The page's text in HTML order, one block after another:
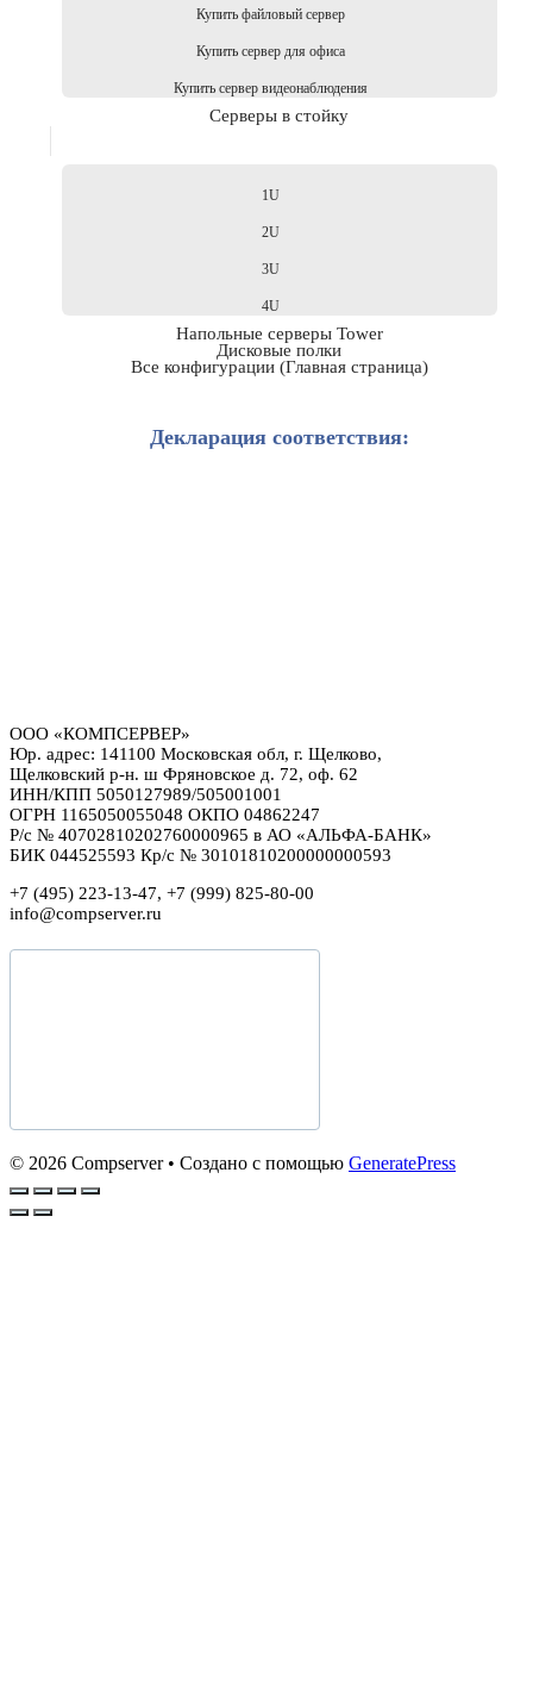
Купить файловый сервер
Купить сервер для офиса
Купить сервер видеонаблюдения
Серверы в стойку
1U
2U
3U
4U
Напольные серверы Tower
Дисковые полки
Все конфигурации (Главная страница)
Декларация соответствия:
ООО «КОМПСЕРВЕР»
Юр. адрес: 141100 Московская обл, г. Щелково,
Щелковский р-н. ш Фряновское д. 72, оф. 62
ИНН/КПП 5050127989/505001001
ОГРН 1165050055048 ОКПО 04862247
Р/с № 40702810202760000965 в АО «АЛЬФА-БАНК»
БИК 044525593 Кр/с № 30101810200000000593
+7 (495) 223-13-47, +7 (999) 825-80-00
info@compserver.ru
© 2026 Compserver• Создано с помощью GeneratePress